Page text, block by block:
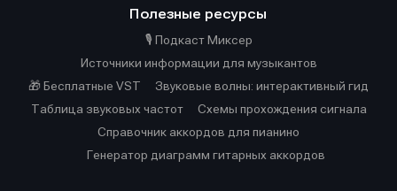
Полезные ресурсы
🎙️ Подкаст Миксер
Источники информации для музыкантов
🎁 Бесплатные VST
Звуковые волны: интерактивный гид
Таблица звуковых частот
Cхемы прохождения сигнала
Справочник аккордов для пианино
Генератор диаграмм гитарных аккордов